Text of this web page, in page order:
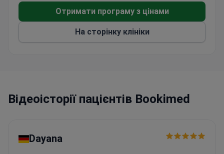
обладнанняв регіоні. Тут є робот-хірург,
мікроскопи з автофокусом, обладнання для
ендоскопічних та лапароскопічних операцій.
Отримати програму з цінами
На сторінку клініки
Відеоісторії пацієнтів Bookimed
Dayana